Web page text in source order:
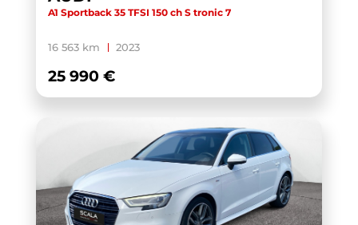
A1 Sportback 35 TFSI 150 ch S tronic 7
16 563 km 2023
25 990 €